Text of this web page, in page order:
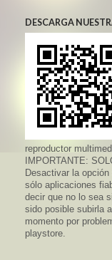
DESCARGA
reproductor
IMPORTANTE:
Desactivar la opción
sólo aplicaciones
decir que no lo sea
sido posible subirla
momento por
playstore.